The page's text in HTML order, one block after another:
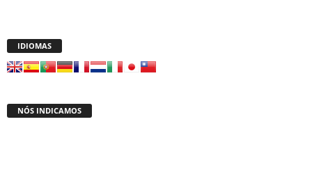
IDIOMAS
NÓS INDICAMOS